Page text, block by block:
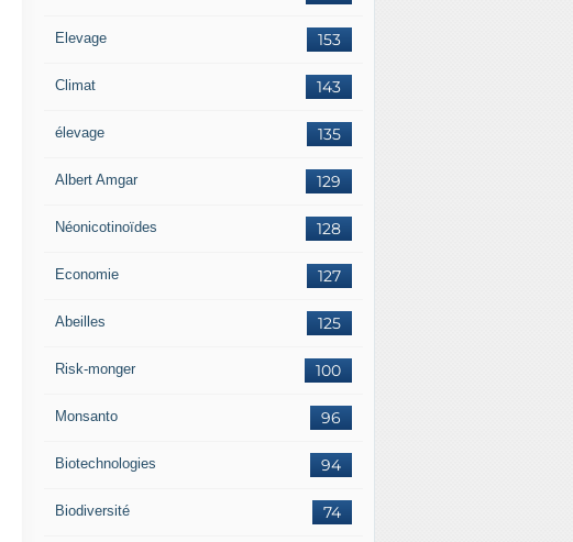
153
Elevage
143
Climat
135
élevage
129
Albert Amgar
128
Néonicotinoïdes
127
Economie
125
Abeilles
100
Risk-monger
96
Monsanto
94
Biotechnologies
74
Biodiversité